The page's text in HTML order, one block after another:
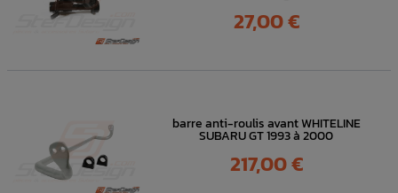
Prix
27,00 €
barre anti-roulis avant WHITELINE
SUBARU GT 1993 à 2000
Prix
217,00 €